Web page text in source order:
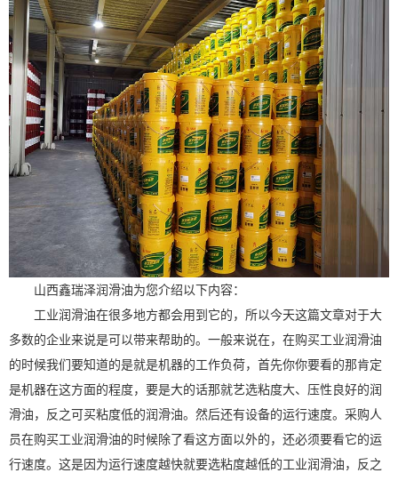
山西鑫瑞泽润滑油为您介绍以下内容：
工业润滑油在很多地方都会用到它的，所以今天这篇文章对于大
多数的企业来说是可以带来帮助的。一般来说在，在购买工业润滑油
的时候我们要知道的是就是机器的工作负荷，首先你你要看的那肯定
是机器在这方面的程度，要是大的话那就艺选粘度大、压性良好的润
滑油，反之可买粘度低的润滑油。然后还有设备的运行速度。采购人
员在购买工业润滑油的时候除了看这方面以外的，还必须要看它的运
行速度。这是因为运行速度越快就要选粘度越低的工业润滑油，反之